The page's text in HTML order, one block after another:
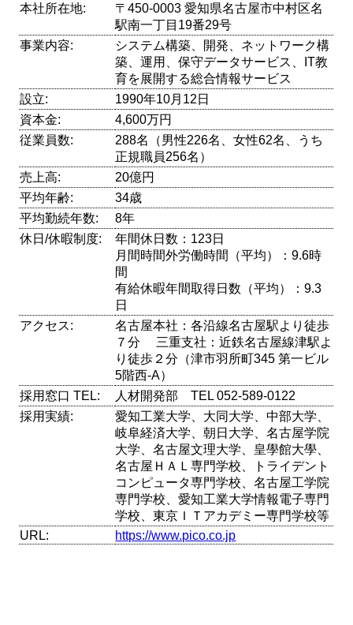
本社所在地:
〒450-0003 愛知県名古屋市中村区名
駅南一丁目19番29号
事業内容:
システム構築、開発、ネットワーク構
築、運用、保守データサービス、IT教
育を展開する総合情報サービス
設立:
1990年10月12日
資本金:
4,600万円
従業員数:
288名（男性226名、女性62名、うち
正規職員256名）
売上高:
20億円
平均年齢:
34歳
平均勤続年数:
8年
休日/休暇制度:
年間休日数：123日
月間時間外労働時間（平均）：9.6時
間
有給休暇年間取得日数（平均）：9.3
日
アクセス:
名古屋本社：各沿線名古屋駅より徒歩
７分 三重支社：近鉄名古屋線津駅よ
り徒歩２分（津市羽所町345 第一ビル
5階西-A）
採用窓口 TEL:
人材開発部 TEL 052-589-0122
採用実績:
愛知工業大学、大同大学、中部大学、
岐阜経済大学、朝日大学、名古屋学院
大学、名古屋文理大学、皇學館大學、
名古屋ＨＡＬ専門学校、トライデント
コンピュータ専門学校、名古屋工学院
専門学校、愛知工業大学情報電子専門
学校、東京ＩＴアカデミー専門学校等
URL:
https://www.pico.co.jp